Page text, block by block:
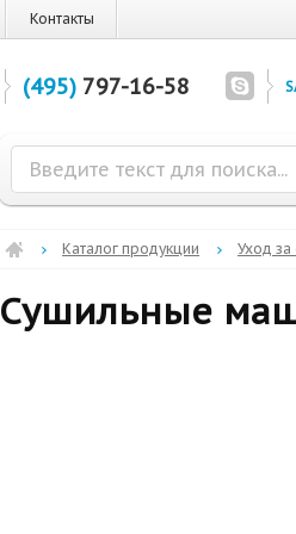
Контакты
(495) 797-16-58
Каталог продукции Уход
Сушильные